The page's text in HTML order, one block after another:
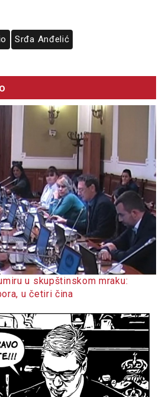
Srđa Anđelić
u skupštinskom mraku:
u četiri čina